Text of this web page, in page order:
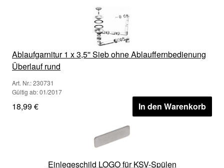
Ablaufgarnitur 1 x 3,5'' Sieb ohne Ablauffernbedienung
Überlauf rund
Art. Nr.: 230731
Gültig ab: 01/2017
18,99 € In den Warenkorb
Einlegeschild LOGO für KSV-Spülen